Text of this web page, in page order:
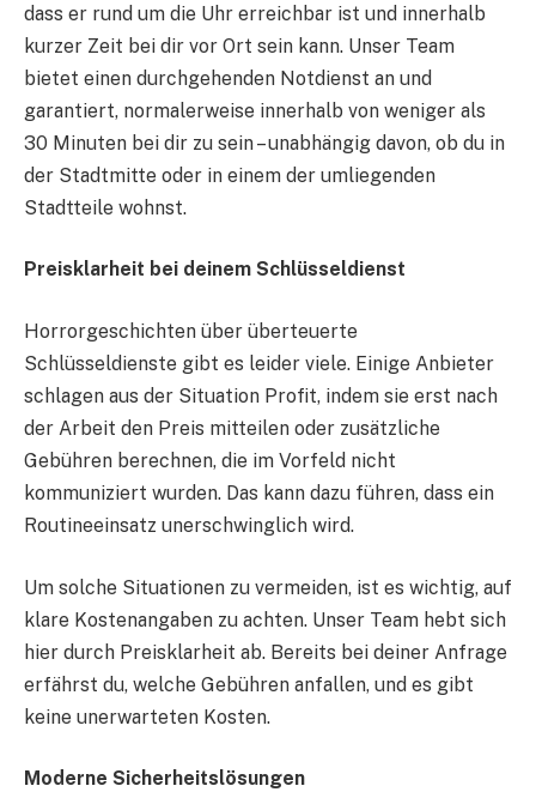
dass er rund um die Uhr erreichbar ist und innerhalb
kurzer Zeit bei dir vor Ort sein kann. Unser Team
bietet einen durchgehenden Notdienst an und
garantiert, normalerweise innerhalb von weniger als
30 Minuten bei dir zu sein – unabhängig davon, ob du in
der Stadtmitte oder in einem der umliegenden
Stadtteile wohnst.
Preisklarheit bei deinem Schlüsseldienst
Horrorgeschichten über überteuerte
Schlüsseldienste gibt es leider viele. Einige Anbieter
schlagen aus der Situation Profit, indem sie erst nach
der Arbeit den Preis mitteilen oder zusätzliche
Gebühren berechnen, die im Vorfeld nicht
kommuniziert wurden. Das kann dazu führen, dass ein
Routineeinsatz unerschwinglich wird.
Um solche Situationen zu vermeiden, ist es wichtig, auf
klare Kostenangaben zu achten. Unser Team hebt sich
hier durch Preisklarheit ab. Bereits bei deiner Anfrage
erfährst du, welche Gebühren anfallen, und es gibt
keine unerwarteten Kosten.
Moderne Sicherheitslösungen